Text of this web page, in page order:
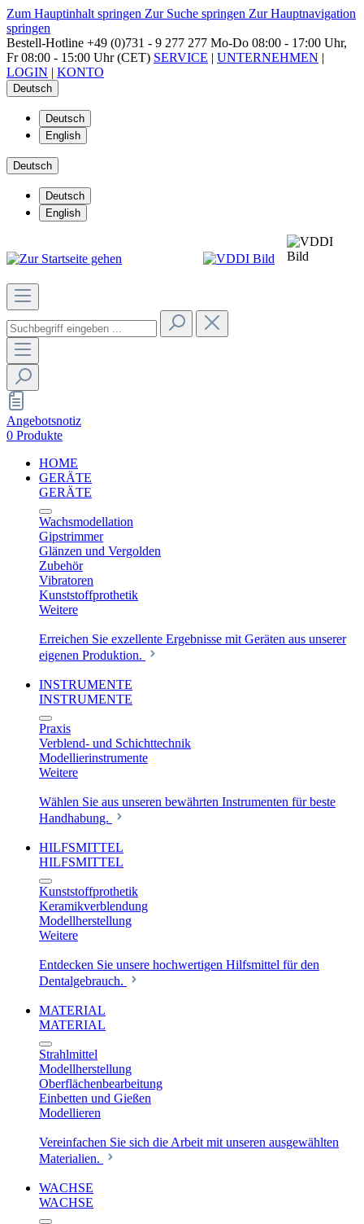
Zum Hauptinhalt springen Zur Suche springen Zur Hauptnavigation
springen
Bestell-Hotline +49 (0)731 - 9 277 277 Mo-Do 08:00 - 17:00 Uhr,
Fr 08:00 - 15:00 Uhr (CET) SERVICE | UNTERNEHMEN |
LOGIN | KONTO
Deutsch
Deutsch
English
Deutsch
Deutsch
English
Angebotsnotiz
0 Produkte
HOME
GERÄTE
GERÄTE
Wachsmodellation
Gipstrimmer
Glänzen und Vergolden
Zubehör
Vibratoren
Kunststoffprothetik
Weitere
Erreichen Sie exzellente Ergebnisse mit Geräten aus unserer
eigenen Produktion.
INSTRUMENTE
INSTRUMENTE
Praxis
Verblend- und Schichttechnik
Modellierinstrumente
Weitere
Wählen Sie aus unseren bewährten Instrumenten für beste
Handhabung.
HILFSMITTEL
HILFSMITTEL
Kunststoffprothetik
Keramikverblendung
Modellherstellung
Weitere
Entdecken Sie unsere hochwertigen Hilfsmittel für den
Dentalgebrauch.
MATERIAL
MATERIAL
Strahlmittel
Modellherstellung
Oberflächenbearbeitung
Einbetten und Gießen
Modellieren
Vereinfachen Sie sich die Arbeit mit unseren ausgewählten
Materialien.
WACHSE
WACHSE